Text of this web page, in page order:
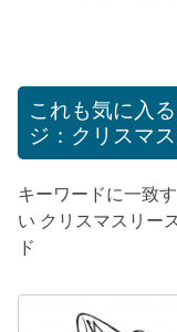
これも気に入
ジ：クリスマ
キーワードに一致
い クリスマスリー
ド